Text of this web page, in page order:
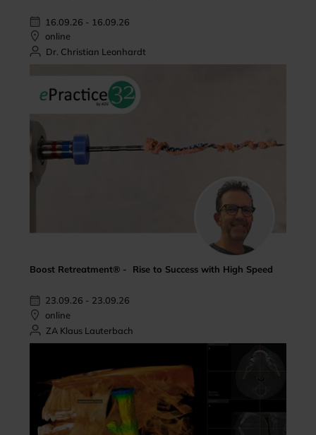
16.09.26 - 16.09.26
online
Dr. Christian Leonhardt
Boost Retreatment® - Rise to Success with High Speed
23.09.26 - 23.09.26
online
ZA Klaus Lauterbach